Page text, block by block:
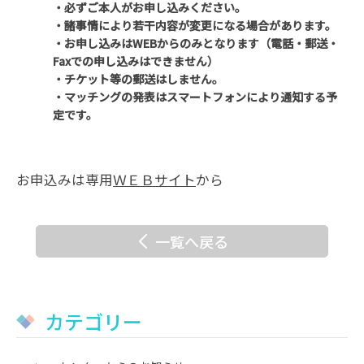
・必ずご本人がお申し込みください。
・諸事情により若干内容が変更になる場合があります。
・お申し込みはWEBからのみとなります（電話・郵送・
Faxでの申し込みはできません）
・チケット等の郵送はしません。
・マッチングの発表はスマートフォンにより通知する予
定です。
お申込みは専用ＷＥＢサイトから
一覧へ戻る
カテゴリー